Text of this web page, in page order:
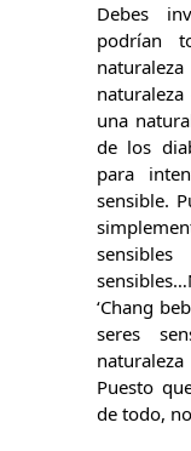
Debes
podrían
una
de los
para
sensible.
‘Chang
seres
Puesto
de todo,